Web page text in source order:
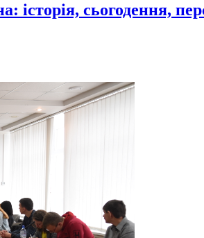
історія, сьогодення,